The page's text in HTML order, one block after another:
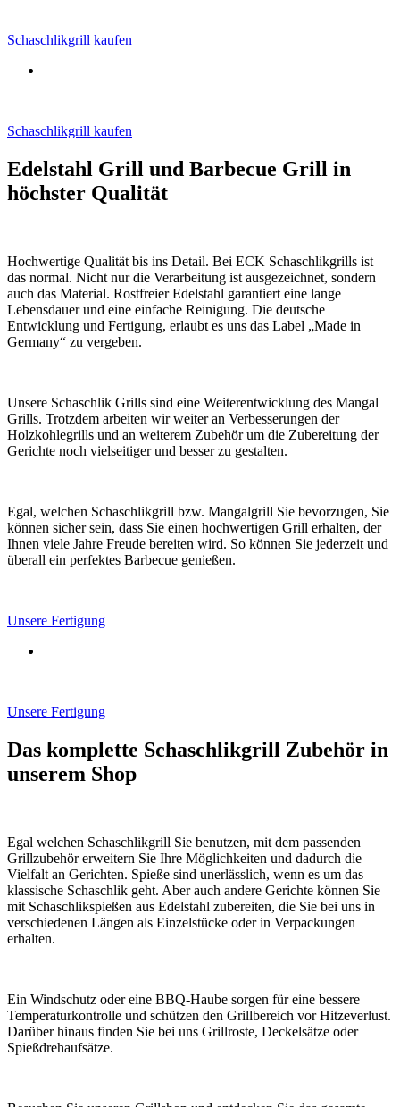
Schaschlikgrill kaufen
Schaschlikgrill kaufen
Edelstahl Grill und Barbecue Grill in
höchster Qualität
Hochwertige Qualität bis ins Detail. Bei ECK Schaschlikgrills ist
das normal. Nicht nur die Verarbeitung ist ausgezeichnet, sondern
auch das Material. Rostfreier Edelstahl garantiert eine lange
Lebensdauer und eine einfache Reinigung. Die deutsche
Entwicklung und Fertigung, erlaubt es uns das Label „Made in
Germany“ zu vergeben.
Unsere Schaschlik Grills sind eine Weiterentwicklung des Mangal
Grills. Trotzdem arbeiten wir weiter an Verbesserungen der
Holzkohlegrills und an weiterem Zubehör um die Zubereitung der
Gerichte noch vielseitiger und besser zu gestalten.
Egal, welchen Schaschlikgrill bzw. Mangalgrill Sie bevorzugen, Sie
können sicher sein, dass Sie einen hochwertigen Grill erhalten, der
Ihnen viele Jahre Freude bereiten wird. So können Sie jederzeit und
überall ein perfektes Barbecue genießen.
Unsere Fertigung
Unsere Fertigung
Das komplette Schaschlikgrill Zubehör in
unserem Shop
Egal welchen Schaschlikgrill Sie benutzen, mit dem passenden
Grillzubehör erweitern Sie Ihre Möglichkeiten und dadurch die
Vielfalt an Gerichten. Spieße sind unerlässlich, wenn es um das
klassische Schaschlik geht. Aber auch andere Gerichte können Sie
mit Schaschlikspießen aus Edelstahl zubereiten, die Sie bei uns in
verschiedenen Längen als Einzelstücke oder in Verpackungen
erhalten.
Ein Windschutz oder eine BBQ-Haube sorgen für eine bessere
Temperaturkontrolle und schützen den Grillbereich vor Hitzeverlust.
Darüber hinaus finden Sie bei uns Grillroste, Deckelsätze oder
Spießdrehaufsätze.